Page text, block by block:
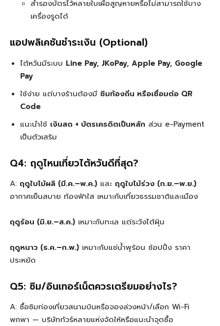
สำรองบัตรไว้หลายใบเผื่อสูญหายหรือไม่สามารถใช้บาง
เครื่องรูดได้
แอปพลิเคชันชำระเงิน (Optional)
ไต้หวันมีระบบ Line Pay, JKoPay, Apple Pay, Google
Pay
ใช้ง่าย แต่บางร้านต้องมี ซิมท้องถิ่น หรือเชื่อมต่อ QR
Code
แนะนำใช้ เงินสด + บัตรเครดิตเป็นหลัก ส่วน e-Payment
เป็นตัวเสริม
Q4: ฤดูไหนเที่ยวไต้หวันดีที่สุด?
A: ฤดูใบไม้ผลิ (มี.ค.–พ.ค.) และ ฤดูใบไม้ร่วง (ก.ย.–พ.ย.)
อากาศเย็นสบาย ท้องฟ้าใส เหมาะกับเที่ยวธรรมชาติและเมือง
ฤดูร้อน (มิ.ย.–ส.ค.) เหมาะกับทะเล แต่ระวังไต้ฝุ่น
ฤดูหนาว (ธ.ค.–ก.พ.) เหมาะกับแช่น้ำพุร้อน ช้อปปิ้ง ราคา
ประหยัด
Q5: ซิม/อินเทอร์เน็ตควรเตรียมอย่างไร?
A: ซื้อซิมท่องเที่ยวสนามบินหรือจองล่วงหน้า/เลือก Wi-Fi
พกพา — บริษัททัวร์หลายแห่งจัดให้หรือแนะนำจุดซื้อ